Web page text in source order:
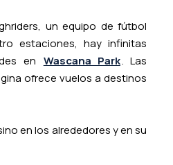
un equipo de fútbol
estaciones, hay infinitas
en Wascana Park. Las
ofrece vuelos a destinos
en los alrededores y en su